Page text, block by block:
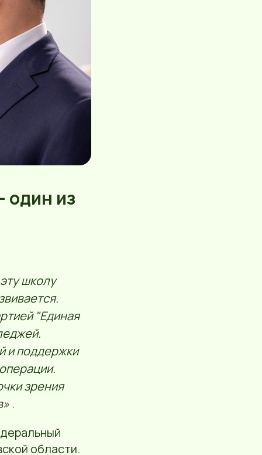
один из
школу
"Единая
и поддержки
зрения
.
области.